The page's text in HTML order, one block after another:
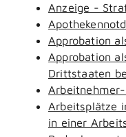
Anzeige -
Approbation
Approbation
Drittstaaten
Arbeitsplätze
in einer